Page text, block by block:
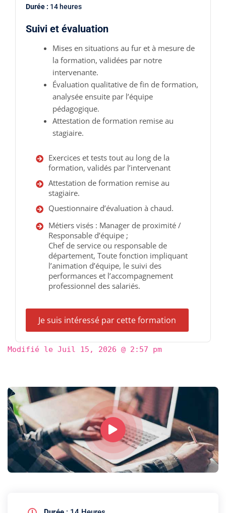
Durée : 14 heures
Suivi et évaluation
Mises en situations au fur et à mesure de
la formation, validées par notre
intervenante.
Évaluation qualitative de fin de formation,
analysée ensuite par l’équipe
pédagogique.
Attestation de formation remise au
stagiaire.
Exercices et tests tout au long de la
formation, validés par l’intervenant
Attestation de formation remise au
stagiaire.
Questionnaire d’évaluation à chaud.
Métiers visés : Manager de proximité /
Responsable d’équipe ;
Chef de service ou responsable de
département, Toute fonction impliquant
l’animation d’équipe, le suivi des
performances et l’accompagnement
professionnel des salariés.
Je suis intéressé par cette formation
Modifié le Juil 15, 2026 @ 2:57 pm